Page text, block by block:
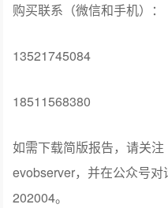
购买联系（微信和手机）：
13521745084
18511568380
如需下载简版报告，请关注
evobserver，并在公众号
202004。